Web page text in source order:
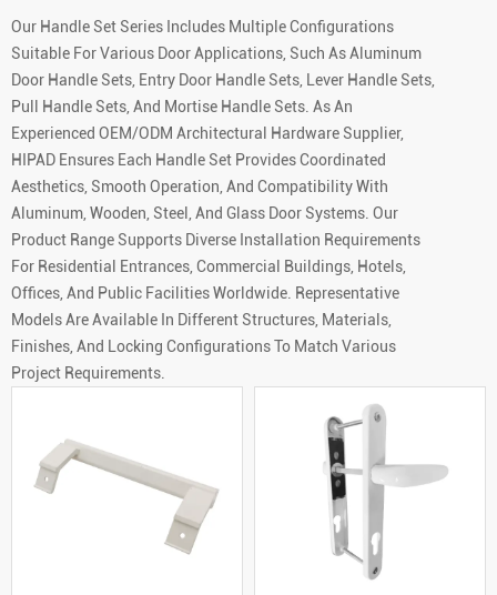
Our Handle Set Series Includes Multiple Configurations
Suitable For Various Door Applications, Such As Aluminum
Door Handle Sets, Entry Door Handle Sets, Lever Handle Sets,
Pull Handle Sets, And Mortise Handle Sets. As An
Experienced OEM/ODM Architectural Hardware Supplier,
HIPAD Ensures Each Handle Set Provides Coordinated
Aesthetics, Smooth Operation, And Compatibility With
Aluminum, Wooden, Steel, And Glass Door Systems. Our
Product Range Supports Diverse Installation Requirements
For Residential Entrances, Commercial Buildings, Hotels,
Offices, And Public Facilities Worldwide. Representative
Models Are Available In Different Structures, Materials,
Finishes, And Locking Configurations To Match Various
Project Requirements.